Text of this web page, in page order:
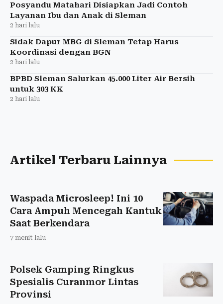
Posyandu Matahari Disiapkan Jadi Contoh
Layanan Ibu dan Anak di Sleman
2 hari lalu
Sidak Dapur MBG di Sleman Tetap Harus
Koordinasi dengan BGN
2 hari lalu
BPBD Sleman Salurkan 45.000 Liter Air Bersih
untuk 303 KK
2 hari lalu
Artikel Terbaru Lainnya
Waspada Microsleep! Ini 10
Cara Ampuh Mencegah Kantuk
Saat Berkendara
7 menit lalu
Polsek Gamping Ringkus
Spesialis Curanmor Lintas
Provinsi